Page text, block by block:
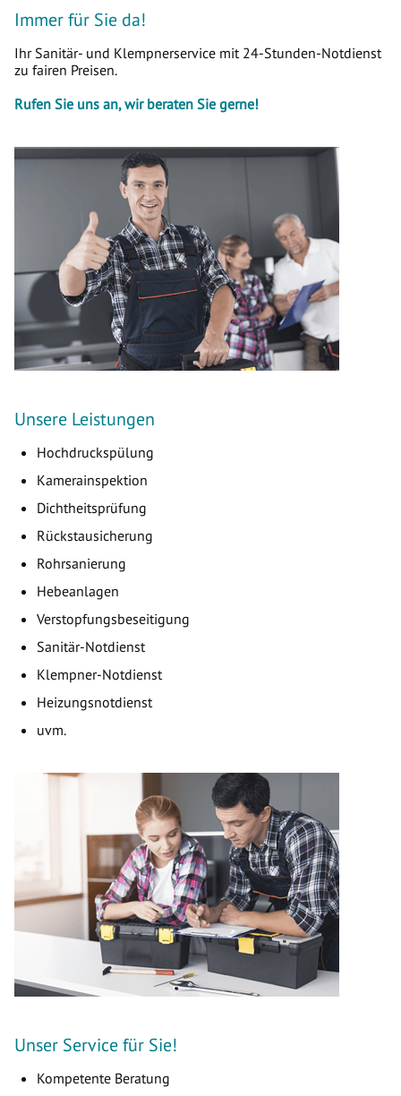
Immer für Sie da!
Ihr Sanitär- und Klempnerservice mit 24-Stunden-Notdienst
zu fairen Preisen.
Rufen Sie uns an, wir beraten Sie gerne!
Unsere Leistungen
Hochdruckspülung
Kamerainspektion
Dichtheitsprüfung
Rückstausicherung
Rohrsanierung
Hebeanlagen
Verstopfungsbeseitigung
Sanitär-Notdienst
Klempner-Notdienst
Heizungsnotdienst
uvm.
Unser Service für Sie!
Kompetente Beratung